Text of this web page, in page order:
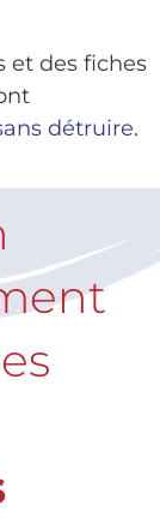
et des fiches
détruire.